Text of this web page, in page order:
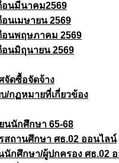
อนมีนาคม2569
อนเมษายน 2569
อนพฤษภาคม 2569
อนมิถุนายน 2569
จัดซื้อจัดจ้าง
บ/กฏหมายที่เกี่ยวข้อง
นนักศึกษา 65-68
สถานศึกษา ศธ.02 ออนไลน์
นักศึกษา/ผู้ปกครอง ศธ.02